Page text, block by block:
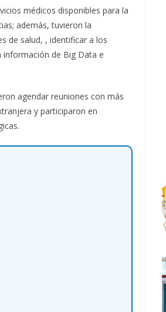
médicos disponibles para la
además, tuvieron la
de salud, , identificar a los
información de Big Data e
agendar reuniones con más
y participaron en